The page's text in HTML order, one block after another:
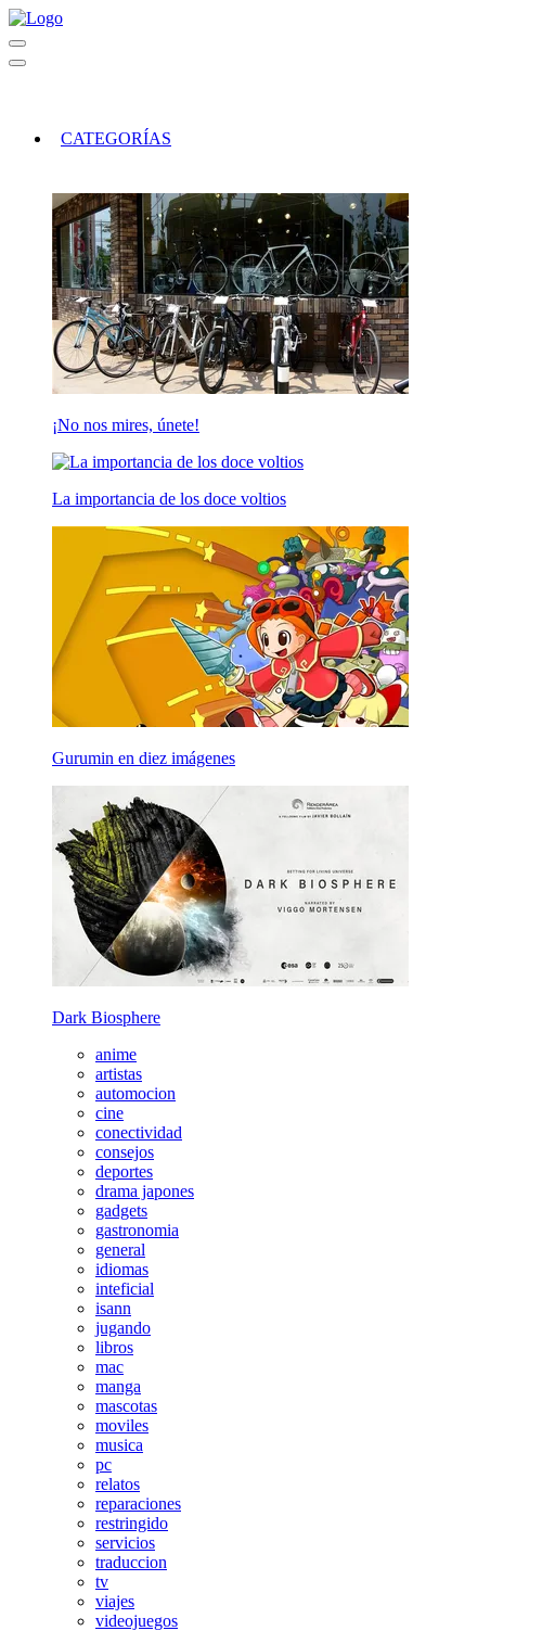
CATEGORÍAS
¡No nos mires, únete!
La importancia de los doce voltios
Gurumin en diez imágenes
Dark Biosphere
anime
artistas
automocion
cine
conectividad
consejos
deportes
drama japones
gadgets
gastronomia
general
idiomas
inteficial
isann
jugando
libros
mac
manga
mascotas
moviles
musica
pc
relatos
reparaciones
restringido
servicios
traduccion
tv
viajes
videojuegos